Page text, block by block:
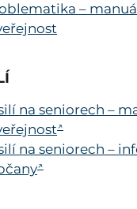
–
na seniorech –
na seniorech –